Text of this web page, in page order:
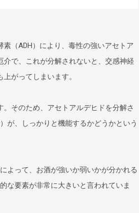
（ADH）により、毒性の強いアセトア
で、これが分解されないと、交感神経
がってしまいます。
そのため、アセトアルデヒドを分解さ
が、しっかりと機能するかどうかという
よって、お酒が強いか弱いかが分かれる
な要素が非常に大きいと言われていま